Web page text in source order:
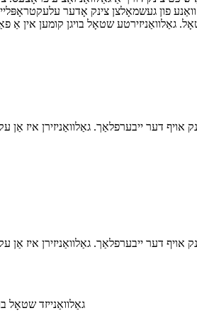
דער ייבערפלאַך. גאַלוואַניזירן איז
דער ייבערפלאַך. גאַלוואַניזירן איז